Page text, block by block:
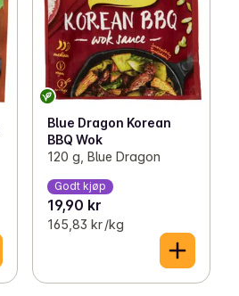
Blue Dragon Korean
BBQ Wok
120 g, Blue Dragon
Godt kjøp
19,90 kr
165,83 kr /kg